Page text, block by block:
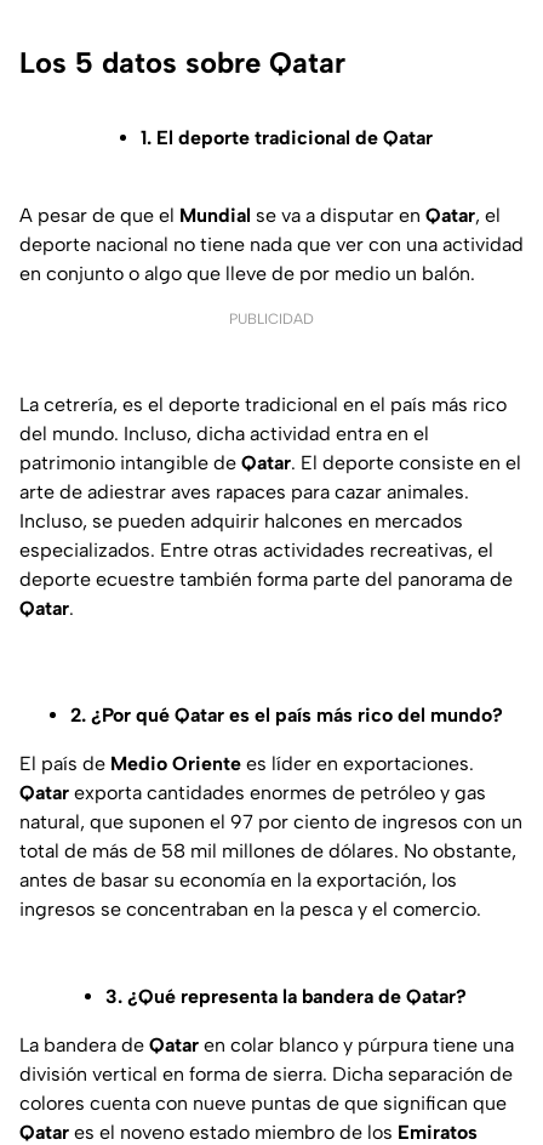
Los 5 datos sobre Qatar
1. El deporte tradicional de Qatar
A pesar de que el Mundial se va a disputar en Qatar, el
deporte nacional no tiene nada que ver con una actividad
en conjunto o algo que lleve de por medio un balón.
PUBLICIDAD
La cetrería, es el deporte tradicional en el país más rico
del mundo. Incluso, dicha actividad entra en el
patrimonio intangible de Qatar. El deporte consiste en el
arte de adiestrar aves rapaces para cazar animales.
Incluso, se pueden adquirir halcones en mercados
especializados. Entre otras actividades recreativas, el
deporte ecuestre también forma parte del panorama de
Qatar.
2. ¿Por qué Qatar es el país más rico del mundo?
El país de Medio Oriente es líder en exportaciones.
Qatar exporta cantidades enormes de petróleo y gas
natural, que suponen el 97 por ciento de ingresos con un
total de más de 58 mil millones de dólares. No obstante,
antes de basar su economía en la exportación, los
ingresos se concentraban en la pesca y el comercio.
3. ¿Qué representa la bandera de Qatar?
La bandera de Qatar en colar blanco y púrpura tiene una
división vertical en forma de sierra. Dicha separación de
colores cuenta con nueve puntas de que significan que
Qatar es el noveno estado miembro de los Emiratos